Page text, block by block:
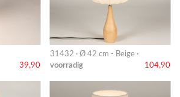
39,90
31432 · Ø 42 cm - Beige ·
voorradig
104,90